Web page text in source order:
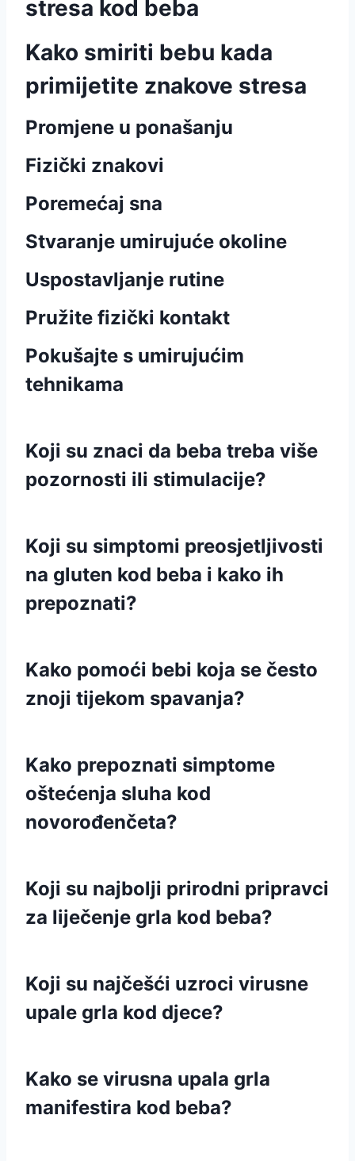
stresa kod beba
Kako smiriti bebu kada
primijetite znakove stresa
Promjene u ponašanju
Fizički znakovi
Poremećaj sna
Stvaranje umirujuće okoline
Uspostavljanje rutine
Pružite fizički kontakt
Pokušajte s umirujućim
tehnikama
Koji su znaci da beba treba više
pozornosti ili stimulacije?
Koji su simptomi preosjetljivosti
na gluten kod beba i kako ih
prepoznati?
Kako pomoći bebi koja se često
znoji tijekom spavanja?
Kako prepoznati simptome
oštećenja sluha kod
novorođenčeta?
Koji su najbolji prirodni pripravci
za liječenje grla kod beba?
Koji su najčešći uzroci virusne
upale grla kod djece?
Kako se virusna upala grla
manifestira kod beba?